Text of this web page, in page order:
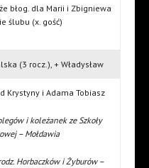
błog. dla Marii i Zbigniewa
ślubu (x. gość)
(3 rocz.), + Władysław
Krystyny i Adama Tobiasz
i koleżanek ze Szkoły
– Mołdawia
Horbaczków i Żyburów –